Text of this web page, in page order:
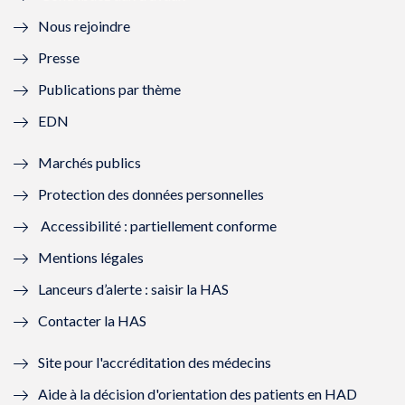
l
f
n
ê
t
r
e
)
e
n
ê
r
)
ê
t
e
ê
)
Nous rejoindre
Presse
Publications par thème
EDN
Marchés publics
Protection des données personnelles
Accessibilité : partiellement conforme
Mentions légales
Lanceurs d’alerte : saisir la HAS
Contacter la HAS
Site pour l'accréditation des médecins
Aide à la décision d'orientation des patients en HAD